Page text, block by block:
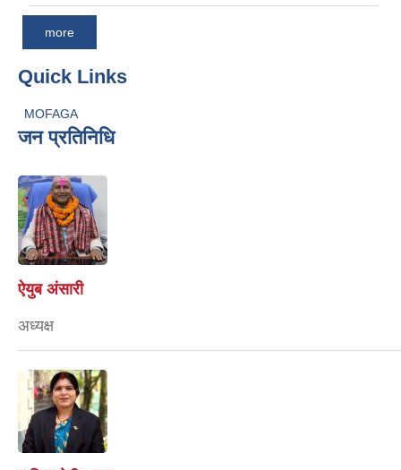
more
Quick Links
MOFAGA
जन प्रतिनिधि
ऐयुब अंसारी
अध्यक्ष